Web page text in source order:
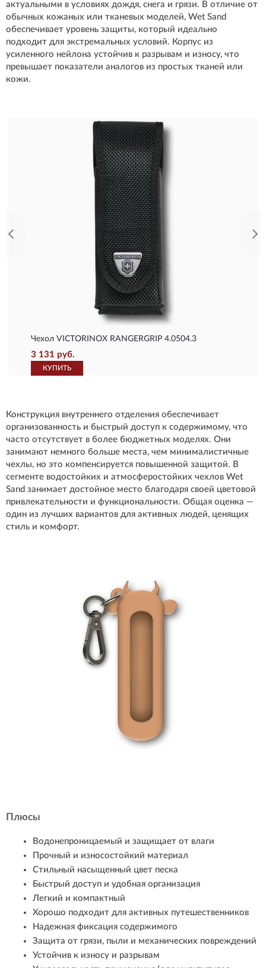
актуальными в условиях дождя, снега и грязи. В отличие от
обычных кожаных или тканевых моделей, Wet Sand
обеспечивает уровень защиты, который идеально
подходит для экстремальных условий. Корпус из
усиленного нейлона устойчив к разрывам и износу, что
превышает показатели аналогов из простых тканей или
кожи.
Чехол VICTORINOX RANGERGRIP 4.0504.3
3 131 руб.
КУПИТЬ
Конструкция внутреннего отделения обеспечивает
организованность и быстрый доступ к содержимому, что
часто отсутствует в более бюджетных моделях. Они
занимают немного больше места, чем минималистичные
чехлы, но это компенсируется повышенной защитой. В
сегменте водостойких и атмосферостойких чехлов Wet
Sand занимает достойное место благодаря своей цветовой
привлекательности и функциональности. Общая оценка —
один из лучших вариантов для активных людей, ценящих
стиль и комфорт.
Плюсы
Водонепроницаемый и защищает от влаги
Прочный и износостойкий материал
Стильный насыщенный цвет песка
Быстрый доступ и удобная организация
Легкий и компактный
Хорошо подходит для активных путешественников
Надежная фиксация содержимого
Защита от грязи, пыли и механических повреждений
Устойчив к износу и разрывам